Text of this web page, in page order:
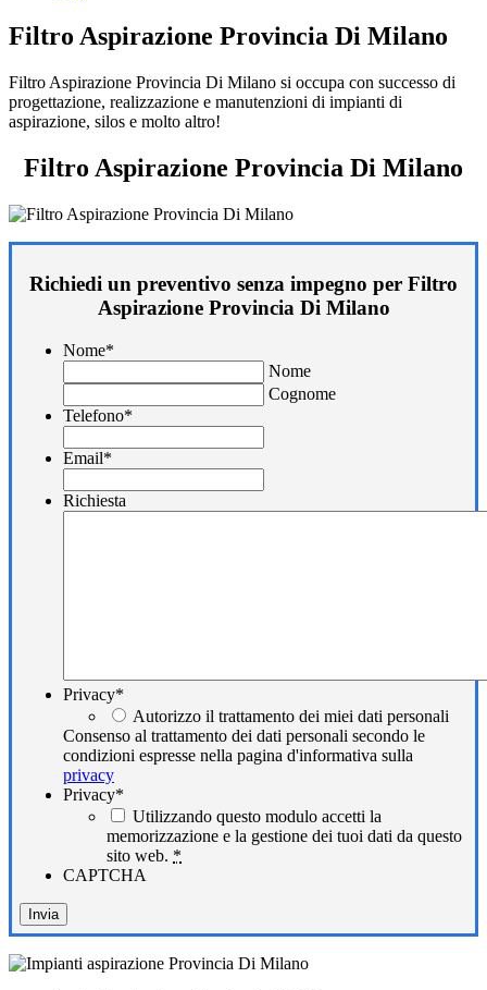
Filtro Aspirazione Provincia Di Milano
Filtro Aspirazione Provincia Di Milano si occupa con successo di
progettazione, realizzazione e manutenzioni di impianti di
aspirazione, silos e molto altro!
Filtro Aspirazione Provincia Di Milano
Richiedi un preventivo senza impegno per Filtro
Aspirazione Provincia Di Milano
Nome*
Nome
Cognome
Telefono*
Email*
Richiesta
Privacy*
Autorizzo il trattamento dei miei dati personali
Consenso al trattamento dei dati personali secondo le
condizioni espresse nella pagina d'informativa sulla
privacy
Privacy*
Utilizzando questo modulo accetti la
memorizzazione e la gestione dei tuoi dati da questo
sito web. *
CAPTCHA